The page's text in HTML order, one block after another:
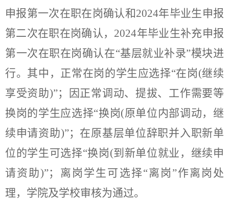
申报第一次在职在岗确认和2024年毕业生申报
第二次在职在岗确认， 2024年毕业生补充申报
第一次在职在岗确认在“基层就业补录”模块进
行。 其中， 正常在岗的学生应选择“在岗(继续
享受资助)”；因正常调动、提拔、工作需要等
换岗的学生应选择“换岗(原单位内部调动，继
续申请资助)”；在原基层单位辞职并入职新单
位的学生可选择“换岗(到新单位就业，继续申
请资助)”；离岗学生可选择“离岗 ”作离岗处
理， 学院及学校审核为通过。